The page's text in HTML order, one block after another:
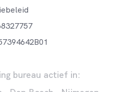
bureau actief in: